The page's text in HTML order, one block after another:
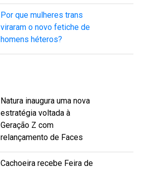
Por que mulheres trans
viraram o novo fetiche de
homens héteros?
Natura inaugura uma nova
estratégia voltada à
Geração Z com
relançamento de Faces
Cachoeira recebe Feira de